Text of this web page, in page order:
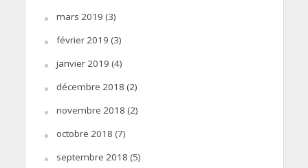
mars 2019 (3)
février 2019 (3)
janvier 2019 (4)
décembre 2018 (2)
novembre 2018 (2)
octobre 2018 (7)
septembre 2018 (5)